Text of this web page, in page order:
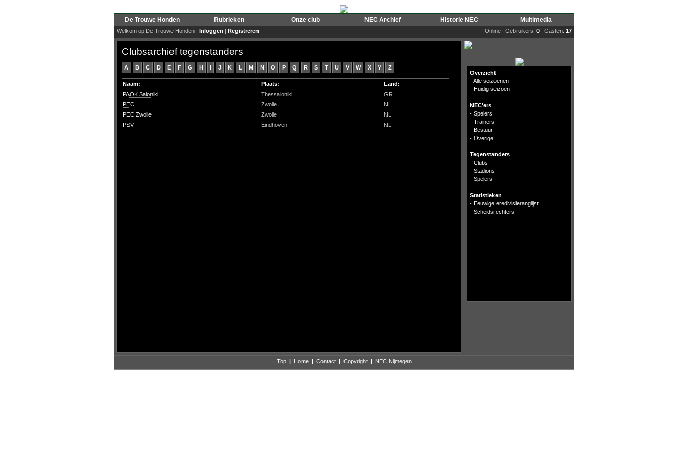
De Trouwe Honden Rubrieken Onze club NEC Archief Historie NEC Multimedia
Welkom op De Trouwe Honden | Inloggen | Registreren Online | Gebruikers: 0 | Gasten: 17
Clubsarchief tegenstanders
A B C D E F G H I J K L M N O P Q R S T U V W X Y Z
Naam: Plaats:
Land:
PAOK Saloniki
Thessaloniki
GR
PEC
Zwolle
NL
PEC Zwolle
Zwolle
NL
PSV
Eindhoven NL
Overzicht
-Alle seizoenen
- Huidig seizoen
NEC'ers
- Spelers
- Trainers
- Bestuur
- Overige
Tegenstanders
- Clubs
- Stadions
- Spelers
Statistieken
- Eeuwige eredivisieranglijst
- Scheidsrechters
Top | Home | Contact | Copyright | NEC Nijmegen